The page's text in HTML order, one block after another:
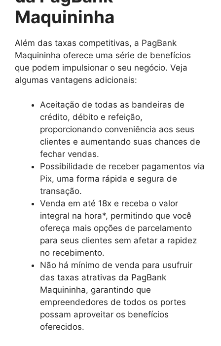
Maquininha
Além das taxas competitivas, a PagBank
Maquininha oferece uma série de benefícios
que podem impulsionar o seu negócio. Veja
algumas vantagens adicionais:
Aceitação de todas as bandeiras de
crédito, débito e refeição,
proporcionando conveniência aos seus
clientes e aumentando suas chances de
fechar vendas.
Possibilidade de receber pagamentos via
Pix, uma forma rápida e segura de
transação.
Venda em até 18x e receba o valor
integral na hora*, permitindo que você
ofereça mais opções de parcelamento
para seus clientes sem afetar a rapidez
no recebimento.
Não há mínimo de venda para usufruir
das taxas atrativas da PagBank
Maquininha, garantindo que
empreendedores de todos os portes
possam aproveitar os benefícios
oferecidos.